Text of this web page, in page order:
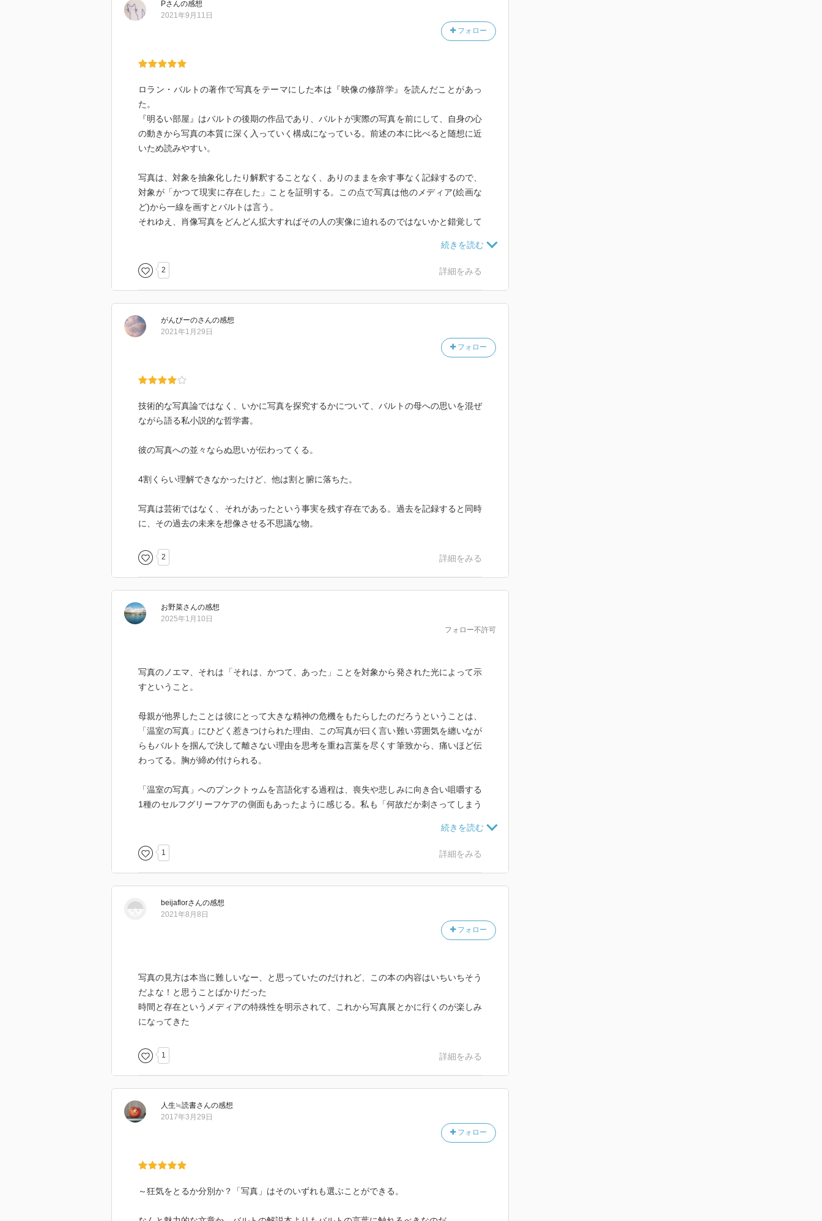
Pさんの感想
フォロー
2021年9月11日
ロラン・バルトの著作で写真をテーマにした本は『映像の修辞学』を読んだことがあっ
た。
『明るい部屋』はバルトの後期の作品であり、バルトが実際の写真を前にして、自身の心
の動きから写真の本質に深く入っていく構成になっている。前述の本に比べると随想に近
いため読みやすい。
写真は、対象を抽象化したり解釈することなく、ありのままを余す事なく記録するので、
対象が「かつて現実に存在した」ことを証明する。この点で写真は他のメディア(絵画な
ど)から一線を画すとバルトは言う。
それゆえ、肖像写真をどんどん拡大すればその人の実像に迫れるのではないかと錯覚して
このあたり、バルトが亡くなったばかりの母の写真と向き合う中で語られるので痛切に説
得力があります。
しかし、その人が生きていた時の「雰囲気」、バルトの言葉でいえば「自負心が消えたと
きに示される」本質が、偶然写真のなかに写りこむことがある。このときに写真に生命が
宿るという。バルトはこれを、誰が撮ったかもわからない、母の少女時代の写真に見出し
にはとても共感でき、ある種の写真を見るときに湧き上がってくる感情を良く言い当てて
いるなあと感じました。
難しくなる気がしてしまいます。SNSでバズる写真なんて個別性とは真逆の方向をいって
どうすれば写真に生命を宿せるかというのは難しいけれど、一回性こそが写真の本質なら
https://indoor-continent.blogspot.com/2021/09/blog-post.html
2 詳細をみる
がんびーのさんの感想
フォロー
2021年1月29日
技術的な写真論ではなく、いかに写真を探究するかについて、バルトの母への思いを混ぜ
ながら語る私小説的な哲学書。
彼の写真への並々ならぬ思いが伝わってくる。
4割くらい理解できなかったけど、他は割と腑に落ちた。
写真は芸術ではなく、それがあったという事実を残す存在である。過去を記録すると同時
に、その過去の未来を想像させる不思議な物。
2 詳細をみる
お野菜さんの感想
フォロー不許可
2025年1月10日
写真のノエマ、それは「それは、かつて、あった」ことを対象から発された光によって示
すということ。
母親が他界したことは彼にとって大きな精神の危機をもたらしたのだろうということは、
「温室の写真」にひどく惹きつけられた理由、この写真が曰く言い難い雰囲気を纏いなが
らもバルトを掴んで決して離さない理由を思考を重ね言葉を尽くす筆致から、痛いほど伝
わってる。胸が締め付けられる。
「温室の写真」へのプンクトゥムを言語化する過程は、喪失や悲しみに向き合い咀嚼する
1種のセルフグリーフケアの側面もあったように感じる。私も「何故だか刺さってしまう
仮にバルトのように大切な人が映った写真でおぼえたとしたら、そのうまく言語化できな
いということこそが、「私だけの」その写真に映る人に関する思い出というか(ちょっと
ここら辺は表現し難い、バルトの言ってたことに沿えてるか自信ないけど)、唯一無二の
1 詳細をみる
beijaflorさんの感想
フォロー
2021年8月8日
写真の見方は本当に難しいなー、と思っていたのだけれど、この本の内容はいちいちそう
だよな！と思うことばかりだった
時間と存在というメディアの特殊性を明示されて、これから写真展とかに行くのが楽しみ
になってきた
1 詳細をみる
人生≒読書さんの感想
フォロー
2017年3月29日
～狂気をとるか分別か？「写真」はそのいずれも選ぶことができる。